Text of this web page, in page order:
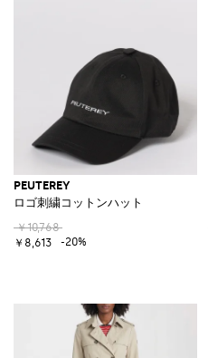
PEUTEREY
ロゴ刺繍コットンハット
￥10,768
￥8,613
-20%